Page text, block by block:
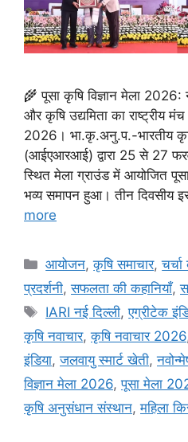
🌾 पूसा कृषि विज्ञान मेला 2026:
और कृषि उद्यमिता का राष्ट्रीय
2026। भा.कृ.अनु.प.-भारतीय
(आईएआरआई) द्वारा 25 से 27
स्थित मेला ग्राउंड में आयोजित
भव्य समापन हुआ। तीन
more
आयोजन,कृषि समाचार,चर्चा
प्रदर्शनी,सफलता की कहानियाँ,
IARI नई दिल्ली,एग्रीटेक
कृषि नवाचार,कृषि नवाचार 2026
इंडिया,जलवायु स्मार्ट खेती,
विज्ञान मेला 2026,पूसा मेला
कृषि अनुसंधान संस्थान,महिला